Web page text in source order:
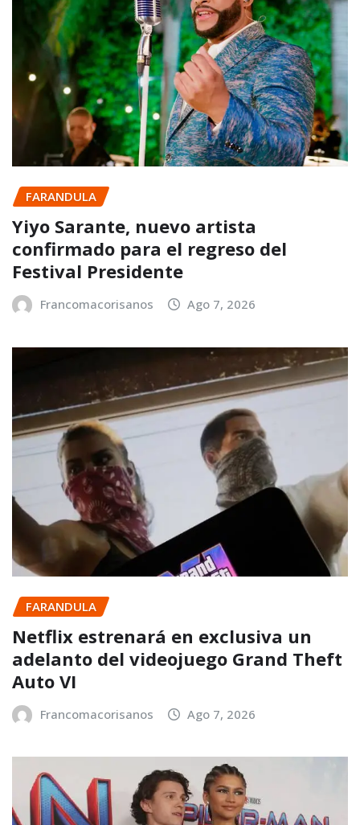
FARANDULA
Yiyo Sarante, nuevo artista
confirmado para el regreso del
Festival Presidente
Francomacorisanos Ago 7, 2026
FARANDULA
Netflix estrenará en exclusiva un
adelanto del videojuego Grand Theft
Auto VI
Francomacorisanos Ago 7, 2026